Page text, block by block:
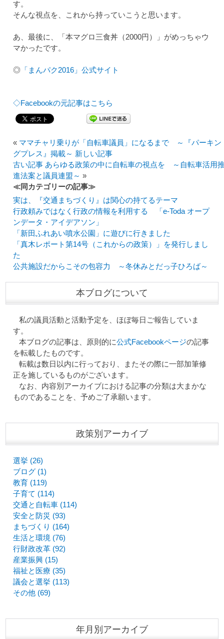
す。
そんな視点を、これから持っていこうと思います。
あ、最後に、「本マグロ三食丼（2000円）」がめっちゃウ
マかったです。
◎ 「まんパク2016」公式サイト
◇Facebookの元記事はこちら
« ママチャリ乗りが「自転車議員」になるまで ～『パーキン
グプレス』掲載～ 新しい記事
古い記事 あらゆる政策の中に自転車の視点を ～自転車活用
進法案と議員連盟～ »
≪同カテゴリーの記事≫
実は、『交通まちづくり』は関心の持てるテーマ
行政頼みではなく行政の情報を利用する 「e-Toda オープ
ンデータ・アイデアソン」
「新田ふれあい噴水公園」に遊びに行きました
「真木レポート第14号（これからの政策）」を発行しまし
た
公共施設だからこその包容力 ～冬休みとだっ子ひろば～
本ブログについて
私の議員活動と活動予定を、ほぼ毎日ご報告していま
す。
本ブログの記事は、原則的に公式Facebookページの記事
を転載したものです。
転載は数日以内に行っており、またその際に一部加筆修
正を施しているものがございます。
なお、内容別アーカイブにおける記事の分類は大まかな
ものであることを、予めご了承願います。
政策別アーカイブ
選挙 (26)
ブログ (1)
教育 (119)
子育て (114)
交通と自転車 (114)
安全と防災 (93)
まちづくり (164)
生活と環境 (76)
行財政改革 (92)
産業振興 (15)
福祉と医療 (35)
議会と選挙 (113)
その他 (69)
年月別アーカイブ